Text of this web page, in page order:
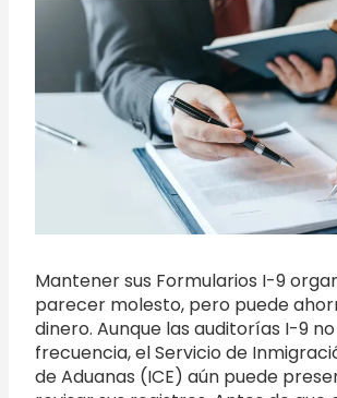
Mantener sus Formularios I-9
parecer molesto, pero puede
dinero. Aunque las auditorías I-9
frecuencia, el Servicio de
de Aduanas (ICE) aún puede